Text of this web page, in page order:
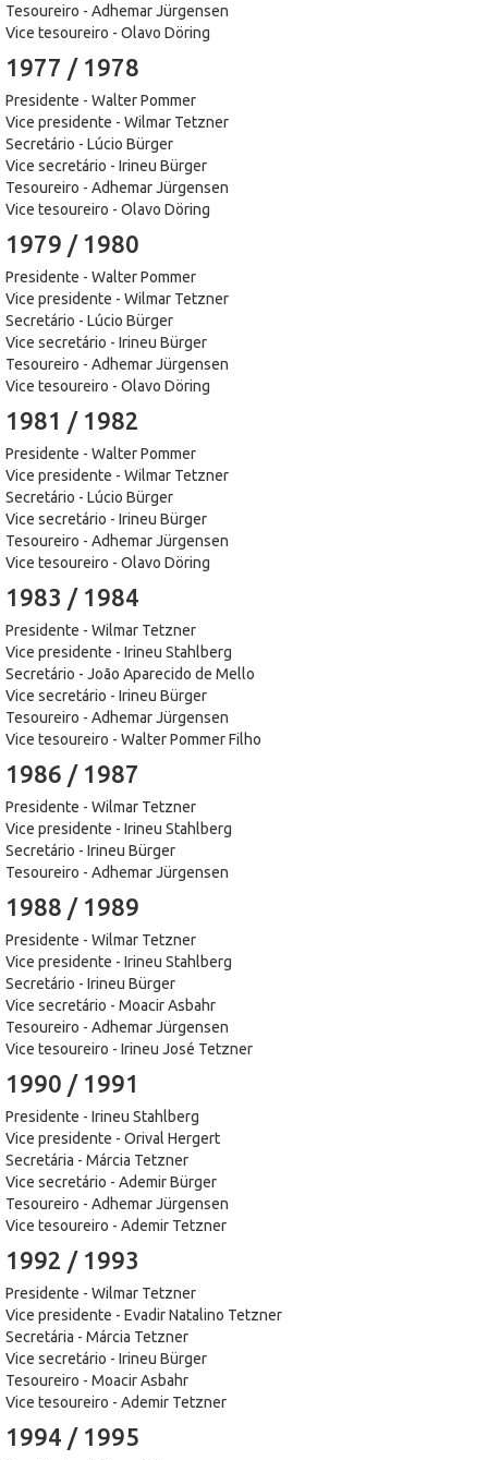
Tesoureiro - Adhemar Jürgensen
Vice tesoureiro - Olavo Döring
1977 / 1978
Presidente - Walter Pommer
Vice presidente - Wilmar Tetzner
Secretário - Lúcio Bürger
Vice secretário - Irineu Bürger
Tesoureiro - Adhemar Jürgensen
Vice tesoureiro - Olavo Döring
1979 / 1980
Presidente - Walter Pommer
Vice presidente - Wilmar Tetzner
Secretário - Lúcio Bürger
Vice secretário - Irineu Bürger
Tesoureiro - Adhemar Jürgensen
Vice tesoureiro - Olavo Döring
1981 / 1982
Presidente - Walter Pommer
Vice presidente - Wilmar Tetzner
Secretário - Lúcio Bürger
Vice secretário - Irineu Bürger
Tesoureiro - Adhemar Jürgensen
Vice tesoureiro - Olavo Döring
1983 / 1984
Presidente - Wilmar Tetzner
Vice presidente - Irineu Stahlberg
Secretário - João Aparecido de Mello
Vice secretário - Irineu Bürger
Tesoureiro - Adhemar Jürgensen
Vice tesoureiro - Walter Pommer Filho
1986 / 1987
Presidente - Wilmar Tetzner
Vice presidente - Irineu Stahlberg
Secretário - Irineu Bürger
Tesoureiro - Adhemar Jürgensen
1988 / 1989
Presidente - Wilmar Tetzner
Vice presidente - Irineu Stahlberg
Secretário - Irineu Bürger
Vice secretário - Moacir Asbahr
Tesoureiro - Adhemar Jürgensen
Vice tesoureiro - Irineu José Tetzner
1990 / 1991
Presidente - Irineu Stahlberg
Vice presidente - Orival Hergert
Secretária - Márcia Tetzner
Vice secretário - Ademir Bürger
Tesoureiro - Adhemar Jürgensen
Vice tesoureiro - Ademir Tetzner
1992 / 1993
Presidente - Wilmar Tetzner
Vice presidente - Evadir Natalino Tetzner
Secretária - Márcia Tetzner
Vice secretário - Irineu Bürger
Tesoureiro - Moacir Asbahr
Vice tesoureiro - Ademir Tetzner
1994 / 1995